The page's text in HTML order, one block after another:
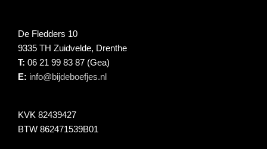
De Fledders 10
9335 TH Zuidvelde, Drenthe
T: 06 21 99 83 87 (Gea)
E: info@bijdeboefjes.nl
KVK 82439427
BTW 862471539B01